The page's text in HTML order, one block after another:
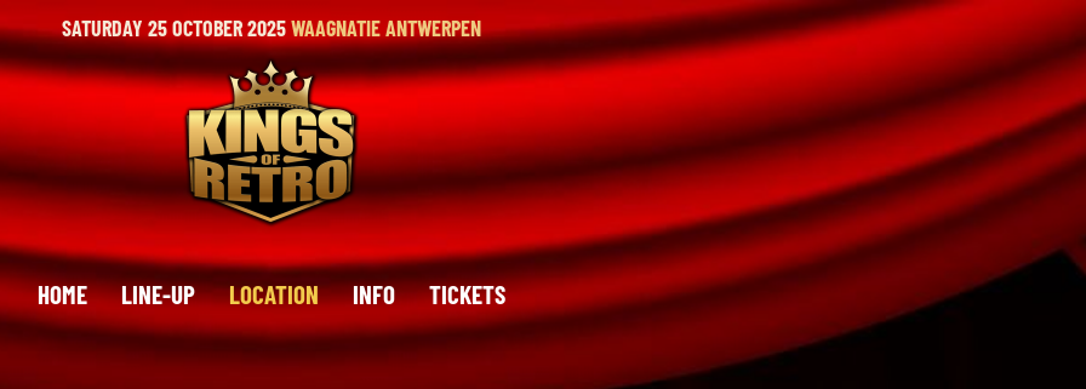
SATURDAY 25 OCTOBER 2025WAAGNATIE ANTWERPEN
HOME LINE-UP LOCATION INFO TICKETS